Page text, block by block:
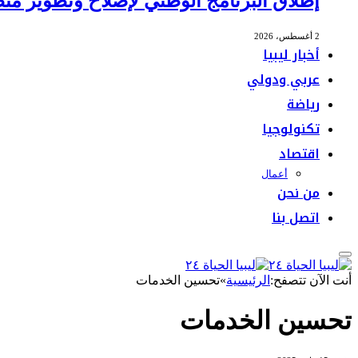
2 أغسطس، 2026
أخبار ليبيا
عربي ودولي
رياضة
تكنولوجيا
اقتصاد
أعمال
من نحن
اتصل بنا
أنت الآن تتصفح: الرئيسية»تحسين الخدمات
تحسين الخدمات